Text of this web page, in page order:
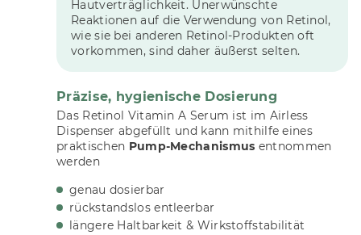
Hautverträglichkeit. Unerwünschte
Reaktionen auf die Verwendung von Retinol,
wie sie bei anderen Retinol-Produkten oft
vorkommen, sind daher äußerst selten.
Präzise, hygienische Dosierung
Das Retinol Vitamin A Serum ist im Airless
Dispenser abgefüllt und kann mithilfe eines
praktischen Pump-Mechanismus entnommen
werden
genau dosierbar
rückstandslos entleerbar
längere Haltbarkeit & Wirkstoffstabilität